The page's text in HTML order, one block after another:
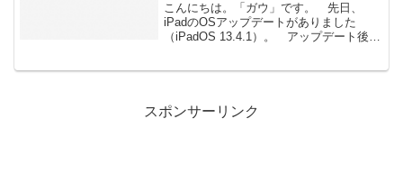
こんにちは。「ガウ」です。 先日、
iPadのOSアップデートがありました
（iPadOS 13.4.1）。 アップデート後、
スポンサーリンク